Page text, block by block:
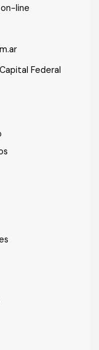
line
Federal